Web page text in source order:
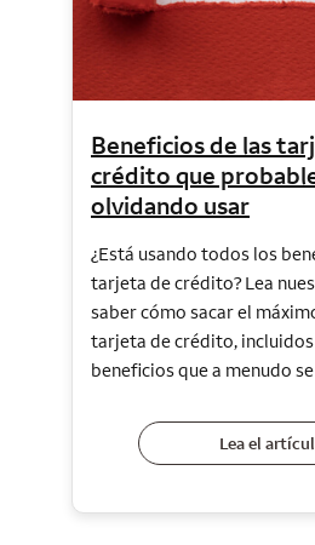
Beneficios de las
crédito que
olvidando usar
¿Está usando todos los
tarjeta de crédito? Lea
saber cómo sacar el
tarjeta de crédito,
beneficios que a menudo
Lea el